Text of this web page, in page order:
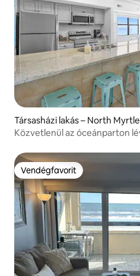
Társasházi lakás – North
Közvetlenül az óceánparton
Vendégfavorit
Vendégfavorit